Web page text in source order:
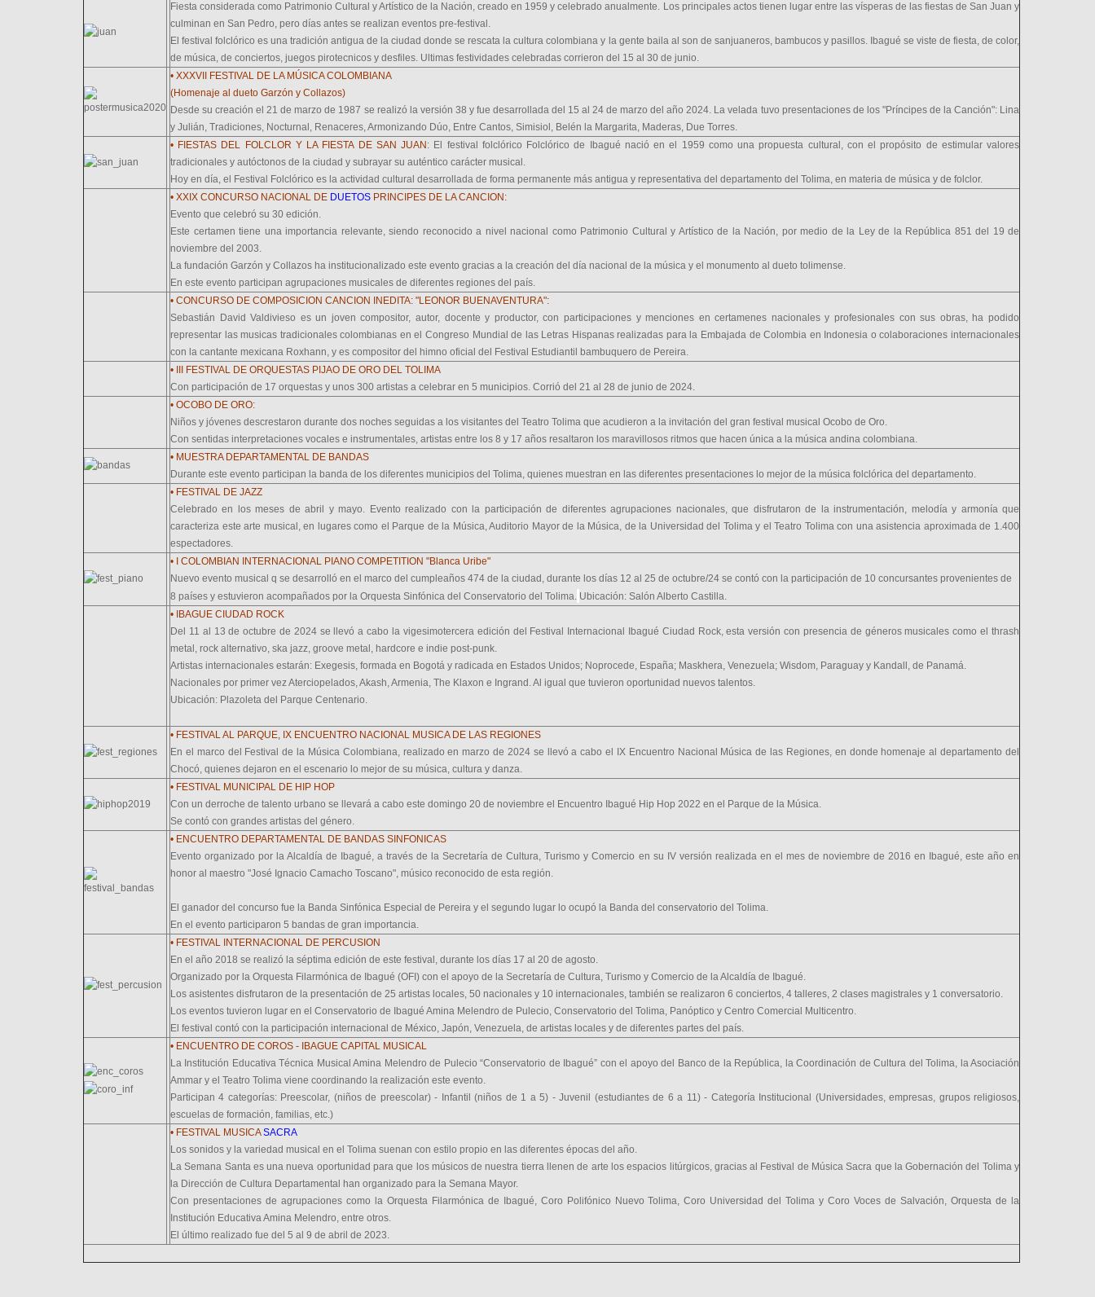
Fiesta considerada como Patrimonio Cultural y Artístico de la Nación, creado en 1959 y celebrado anualmente. Los principales actos tienen lugar entre las vísperas de las fiestas de San Juan y
culminan en San Pedro, pero días antes se realizan eventos pre-festival.
El festival folclórico es una tradición antigua de la ciudad donde se rescata la cultura colombiana y la gente baila al son de sanjuaneros, bambucos y pasillos. Ibagué se viste de fiesta, de color,
de música, de conciertos, juegos pirotecnicos y desfiles. Ultimas festividades celebradas corrieron del 15 al 30 de junio.
• XXXVII FESTIVAL DE LA MÚSICA COLOMBIANA
(Homenaje al dueto Garzón y Collazos)
Desde su creación el 21 de marzo de 1987 se realizó la versión 38 y fue desarrollada del 15 al 24 de marzo del año 2024. La velada tuvo presentaciones de los "Príncipes de la Canción": Lina
y Julián, Tradiciones, Nocturnal, Renaceres, Armonizando Dúo, Entre Cantos, Simisiol, Belén la Margarita, Maderas, Due Torres.
• FIESTAS DEL FOLCLOR Y LA FIESTA DE SAN JUAN : El festival folclórico Folclórico de Ibagué nació en el 1959 como una propuesta cultural, con el propósito de estimular valores
tradicionales y autóctonos de la ciudad y subrayar su auténtico carácter musical.
Hoy en día, el Festival Folclórico es la actividad cultural desarrollada de forma permanente más antigua y representativa del departamento del Tolima, en materia de música y de folclor.
• XXIX CONCURSO NACIONAL DE DUETOS PRINCIPES DE LA CANCION:
Evento que celebró su 30 edición.
Este certamen tiene una importancia relevante, siendo reconocido a nivel nacional como Patrimonio Cultural y Artístico de la Nación, por medio de la Ley de la República 851 del 19 de
noviembre del 2003.
La fundación Garzón y Collazos ha institucionalizado este evento gracias a la creación del día nacional de la música y el monumento al dueto tolimense.
En este evento participan agrupaciones musicales de diferentes regiones del país.
• CONCURSO DE COMPOSICION CANCION INEDITA: "LEONOR BUENAVENTURA":
Sebastián David Valdivieso es un joven compositor, autor, docente y productor, con participaciones y menciones en certamenes nacionales y profesionales con sus obras, ha podido
representar las musicas tradicionales colombianas en el Congreso Mundial de las Letras Hispanas realizadas para la Embajada de Colombia en Indonesia o colaboraciones internacionales
con la cantante mexicana Roxhann, y es compositor del himno oficial del Festival Estudiantil bambuquero de Pereira.
• III FESTIVAL DE ORQUESTAS PIJAO DE ORO DEL TOLIMA
Con participación de 17 orquestas y unos 300 artistas a celebrar en 5 municipios. Corrió del 21 al 28 de junio de 2024.
• OCOBO DE ORO:
Niños y jóvenes descrestaron durante dos noches seguidas a los visitantes del Teatro Tolima que acudieron a la invitación del gran festival musical Ocobo de Oro.
Con sentidas interpretaciones vocales e instrumentales, artistas entre los 8 y 17 años resaltaron los maravillosos ritmos que hacen única a la música andina colombiana.
• MUESTRA DEPARTAMENTAL DE BANDAS
Durante este evento participan la banda de los diferentes municipios del Tolima, quienes muestran en las diferentes presentaciones lo mejor de la música folclórica del departamento.
• FESTIVAL DE JAZZ
Celebrado en los meses de abril y mayo. Evento realizado con la participación de diferentes agrupaciones nacionales, que disfrutaron de la instrumentación, melodía y armonía que
caracteriza este arte musical, en lugares como el Parque de la Música, Auditorio Mayor de la Música, de la Universidad del Tolima y el Teatro Tolima con una asistencia aproximada de 1.400
espectadores.
• I COLOMBIAN INTERNACIONAL PIANO COMPETITION "Blanca Uribe"
Nuevo evento musical q se desarrolló en el marco del cumpleaños 474 de la ciudad, durante los días 12 al 25 de octubre/24 se contó con la participación de 10 concursantes provenientes de
8 países y estuvieron acompañados por la Orquesta Sinfónica del Conservatorio del Tolima. Ubicación: Salón Alberto Castilla.
• IBAGUE CIUDAD ROCK
Del 11 al 13 de octubre de 2024 se llevó a cabo la vigesimotercera edición del Festival Internacional Ibagué Ciudad Rock, esta versión con presencia de géneros musicales como el thrash
metal, rock alternativo, ska jazz, groove metal, hardcore e indie post-punk.
Artistas internacionales estarán: Exegesis, formada en Bogotá y radicada en Estados Unidos; Noprocede, España; Maskhera, Venezuela; Wisdom, Paraguay y Kandall, de Panamá.
Nacionales por primer vez Aterciopelados, Akash, Armenia, The Klaxon e Ingrand. Al igual que tuvieron oportunidad nuevos talentos.
Ubicación: Plazoleta del Parque Centenario.
• FESTIVAL AL PARQUE, IX ENCUENTRO NACIONAL MUSICA DE LAS REGIONES
En el marco del Festival de la Música Colombiana, realizado en marzo de 2024 se llevó a cabo el IX Encuentro Nacional Música de las Regiones, en donde homenaje al departamento del
Chocó, quienes dejaron en el escenario lo mejor de su música, cultura y danza.
• FESTIVAL MUNICIPAL DE HIP HOP
Con un derroche de talento urbano se llevará a cabo este domingo 20 de noviembre el Encuentro Ibagué Hip Hop 2022 en el Parque de la Música.
Se contó con grandes artistas del género.
• ENCUENTRO DEPARTAMENTAL DE BANDAS SINFONICAS
Evento organizado por la Alcaldía de Ibagué, a través de la Secretaría de Cultura, Turismo y Comercio en su IV versión realizada en el mes de noviembre de 2016 en Ibagué, este año en
honor al maestro "José Ignacio Camacho Toscano", músico reconocido de esta región.
El ganador del concurso fue la Banda Sinfónica Especial de Pereira y el segundo lugar lo ocupó la Banda del conservatorio del Tolima.
En el evento participaron 5 bandas de gran importancia.
• FESTIVAL INTERNACIONAL DE PERCUSION
En el año 2018 se realizó la séptima edición de este festival, durante los días 17 al 20 de agosto.
Organizado por la Orquesta Filarmónica de Ibagué (OFI) con el apoyo de la Secretaría de Cultura, Turismo y Comercio de la Alcaldía de Ibagué.
Los asistentes disfrutaron de la presentación de 25 artistas locales, 50 nacionales y 10 internacionales, también se realizaron 6 conciertos, 4 talleres, 2 clases magistrales y 1 conversatorio.
Los eventos tuvieron lugar en el Conservatorio de Ibagué Amina Melendro de Pulecio, Conservatorio del Tolima, Panóptico y Centro Comercial Multicentro.
El festival contó con la participación internacional de México, Japón, Venezuela, de artistas locales y de diferentes partes del país.
• ENCUENTRO DE COROS - IBAGUE CAPITAL MUSICAL
La Institución Educativa Técnica Musical Amina Melendro de Pulecio “Conservatorio de Ibagué” con el apoyo del Banco de la República, la Coordinación de Cultura del Tolima, la Asociación
Ammar y el Teatro Tolima viene coordinando la realización este evento.
Participan 4 categorías: Preescolar, (niños de preescolar) - Infantil (niños de 1 a 5) - Juvenil (estudiantes de 6 a 11) - Categoría Institucional (Universidades, empresas, grupos religiosos,
escuelas de formación, familias, etc.)
• FESTIVAL MUSICASACRA
Los sonidos y la variedad musical en el Tolima suenan con estilo propio en las diferentes épocas del año.
La Semana Santa es una nueva oportunidad para que los músicos de nuestra tierra llenen de arte los espacios litúrgicos, gracias al Festival de Música Sacra que la Gobernación del Tolima y
la Dirección de Cultura Departamental han organizado para la Semana Mayor.
Con presentaciones de agrupaciones como la Orquesta Filarmónica de Ibagué, Coro Polifónico Nuevo Tolima, Coro Universidad del Tolima y Coro Voces de Salvación, Orquesta de la
Institución Educativa Amina Melendro, entre otros.
El último realizado fue del 5 al 9 de abril de 2023.